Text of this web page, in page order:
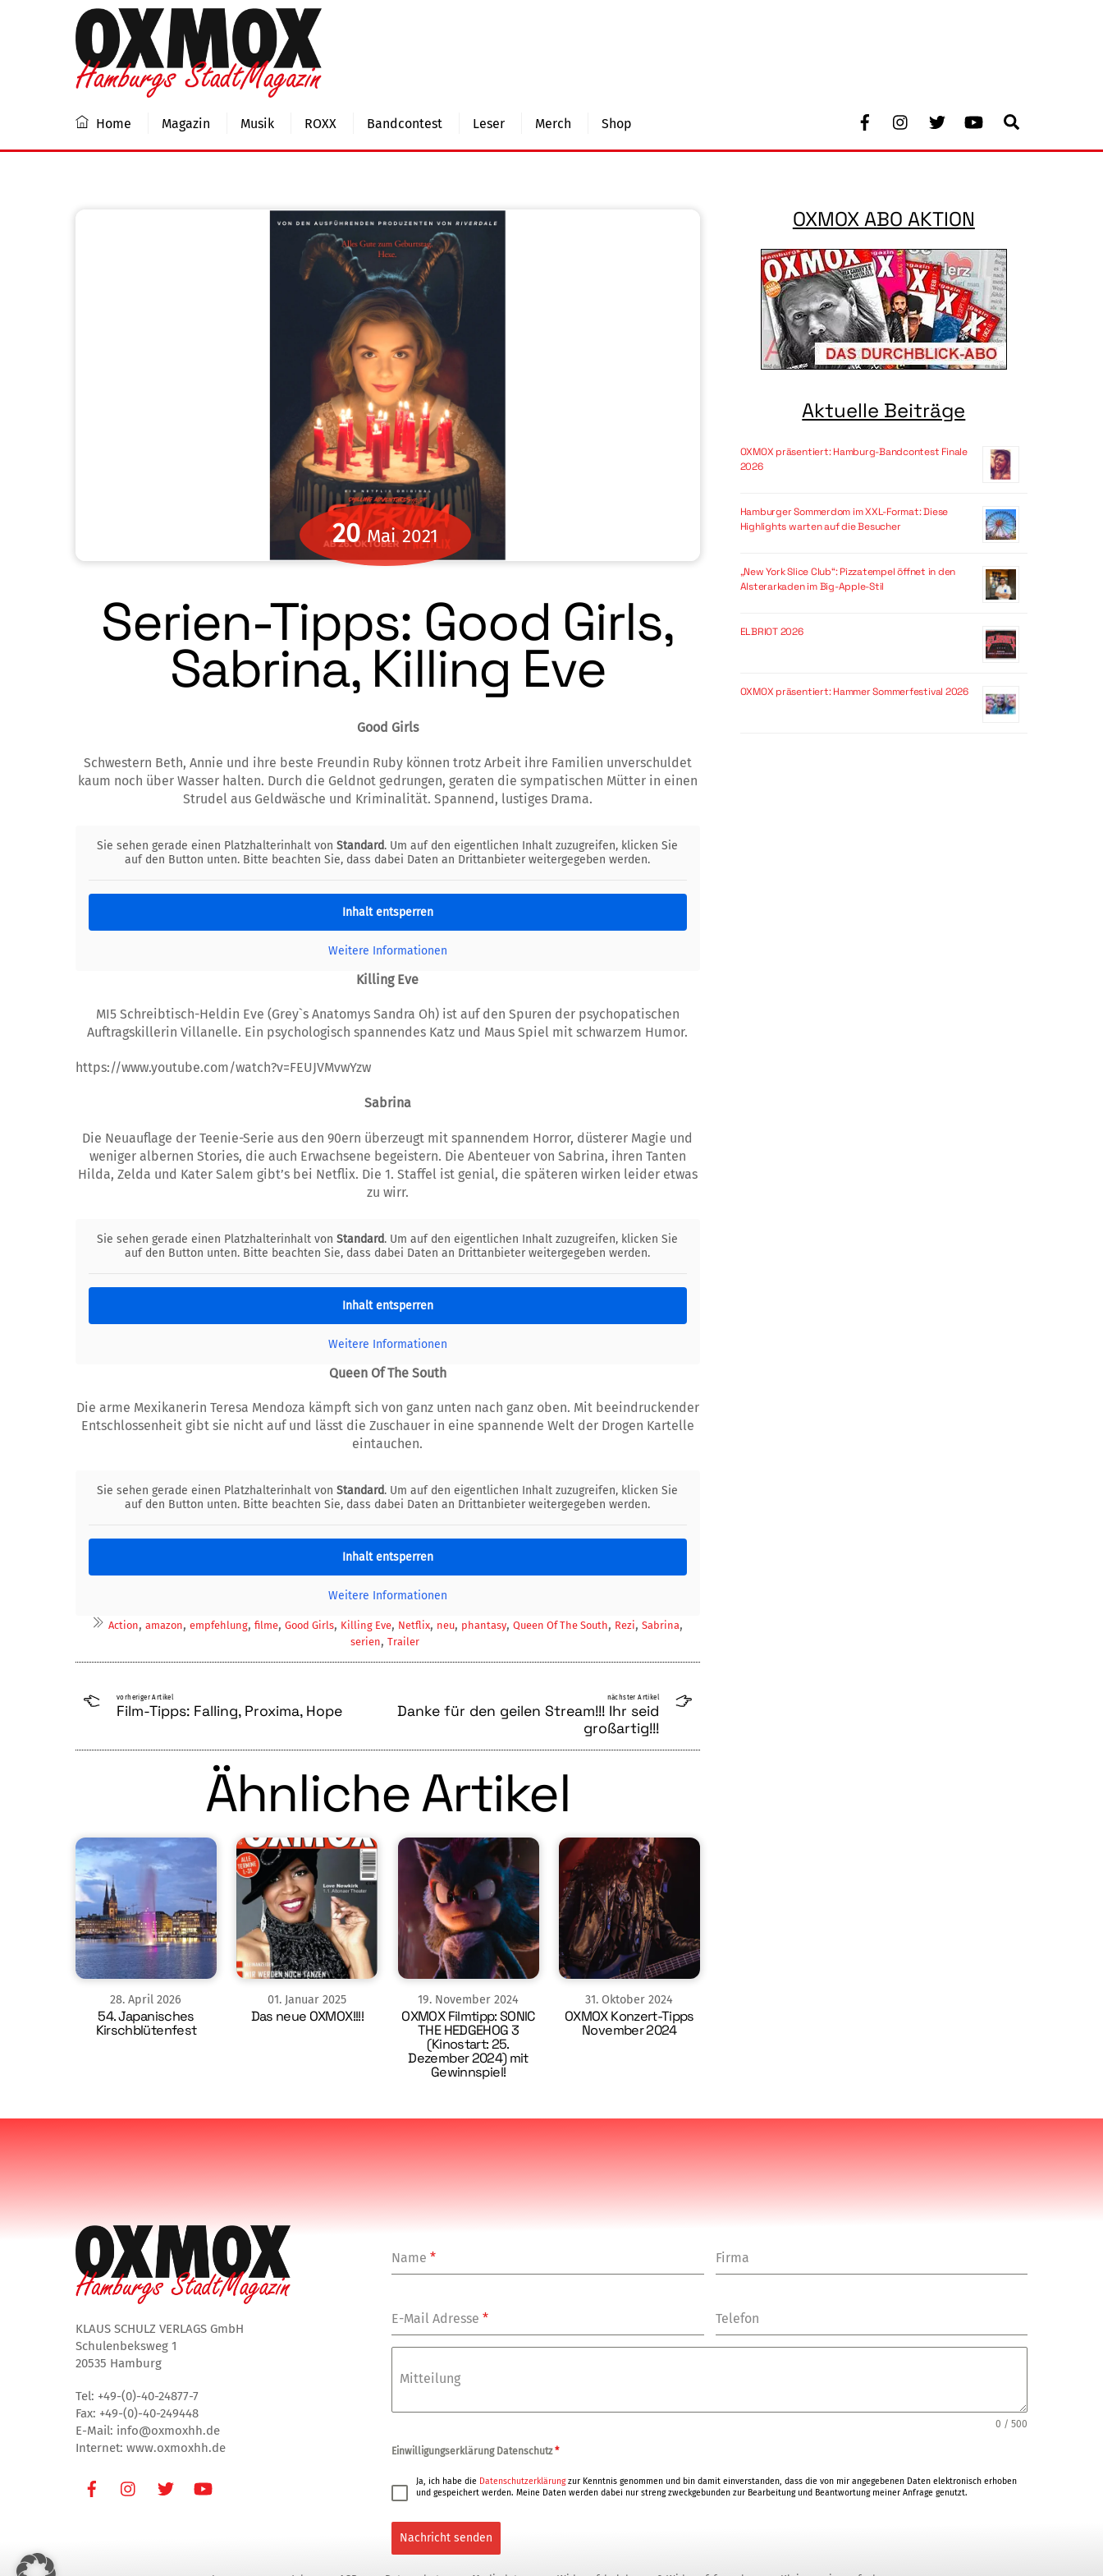
Facebook Youtube
Home Magazin Musik ROXX Bandcontest Leser Merch Shop
20 Mai 2021
Serien-Tipps: Good Girls,
Sabrina, Killing Eve
Good Girls
Schwestern Beth, Annie und ihre beste Freundin Ruby können trotz Arbeit ihre Familien unverschuldet
kaum noch über Wasser halten. Durch die Geldnot gedrungen, geraten die sympatischen Mütter in einen
Strudel aus Geldwäsche und Kriminalität. Spannend, lustiges Drama.
Sie sehen gerade einen Platzhalterinhalt vonStandard. Um auf den eigentlichen Inhalt zuzugreifen, klicken Sie
auf den Button unten. Bitte beachten Sie, dass dabei Daten an Drittanbieter weitergegeben werden.
Inhalt entsperren
Weitere Informationen
Killing Eve
MI5 Schreibtisch-Heldin Eve (Grey`s Anatomys Sandra Oh) ist auf den Spuren der psychopatischen
Auftragskillerin Villanelle. Ein psychologisch spannendes Katz und Maus Spiel mit schwarzem Humor.
https://www.youtube.com/watch?v=FEUJVMvwYzw
Sabrina
Die Neuauflage der Teenie-Serie aus den 90ern überzeugt mit spannendem Horror, düsterer Magie und
weniger albernen Stories, die auch Erwachsene begeistern. Die Abenteuer von Sabrina, ihren Tanten
Hilda, Zelda und Kater Salem gibt’s bei Netflix. Die 1. Staffel ist genial, die späteren wirken leider etwas
zu wirr.
Sie sehen gerade einen Platzhalterinhalt vonStandard. Um auf den eigentlichen Inhalt zuzugreifen, klicken Sie
auf den Button unten. Bitte beachten Sie, dass dabei Daten an Drittanbieter weitergegeben werden.
Inhalt entsperren
Weitere Informationen
Queen Of The South
Die arme Mexikanerin Teresa Mendoza kämpft sich von ganz unten nach ganz oben. Mit beeindruckender
Entschlossenheit gibt sie nicht auf und lässt die Zuschauer in eine spannende Welt der Drogen Kartelle
eintauchen.
Sie sehen gerade einen Platzhalterinhalt vonStandard. Um auf den eigentlichen Inhalt zuzugreifen, klicken Sie
auf den Button unten. Bitte beachten Sie, dass dabei Daten an Drittanbieter weitergegeben werden.
Inhalt entsperren
Weitere Informationen
Action,amazon,empfehlung,filme,Good Girls, Killing Eve, Netflix, neu, phantasy,Queen Of The South, Rezi,Sabrina,
serien,Trailer
vorheriger Artikel
Film-Tipps: Falling, Proxima, Hope
nächster Artikel
Danke für den geilen Stream!!! Ihr seid
großartig!!!
Ähnliche Artikel
28.April 2026
54. Japanisches
Kirschblütenfest
01. Januar 2025
Das neue OXMOX!!!!
19. November 2024
OXMOX Filmtipp: SONIC
THE HEDGEHOG 3
(Kinostart: 25.
Dezember 2024) mit
Gewinnspiel!
31.Oktober 2024
OXMOX Konzert-Tipps
November 2024
OXMOX ABO AKTION
Aktuelle Beiträge
OXMOX präsentiert: Hamburg-Bandcontest Finale
2026
Hamburger Sommerdom im XXL-Format: Diese
Highlights warten auf die Besucher
„New York Slice Club“: Pizzatempel öffnet in den
Alsterarkaden im Big-Apple-Stil
ELBRIOT 2026
OXMOX präsentiert: Hammer Sommerfestival 2026
KLAUS SCHULZ VERLAGS GmbH
Schulenbeksweg 1
20535 Hamburg
Tel: +49-(0)-40-24877-7
Fax: +49-(0)-40-249448
E-Mail: info@oxmoxhh.de
Internet: www.oxmoxhh.de
FacebookInstagramTwitter
Name* Firma
E-Mail Adresse* Telefon
Mitteilung
0 / 500
Einwilligungserklärung Datenschutz*
Ja, ich habe die Datenschutzerklärungzur Kenntnis genommen und bin damit einverstanden, dass die von mir angegebenen Daten elektronisch erhoben
und gespeichert werden. Meine Daten werden dabei nur streng zweckgebunden zur Bearbeitung und Beantwortung meiner Anfrage genutzt.
Nachricht senden